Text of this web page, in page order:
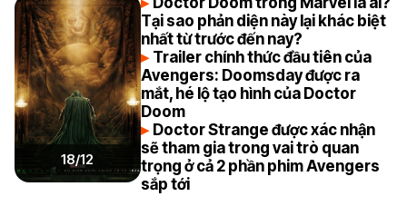
18/12
Tại sao phản diện này lại khác biệt
nhất từ trước đến nay?
Trailer chính thức đầu tiên của
Avengers: Doomsday được ra
mắt, hé lộ tạo hình của Doctor
Doom
Doctor Strange được xác nhận
sẽ tham gia trong vai trò quan
trọng ở cả 2 phần phim Avengers
sắp tới